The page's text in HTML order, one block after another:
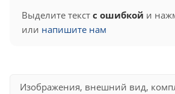
Выделите текст с ошибкой и
или напишите нам
Изображения, внешний вид,